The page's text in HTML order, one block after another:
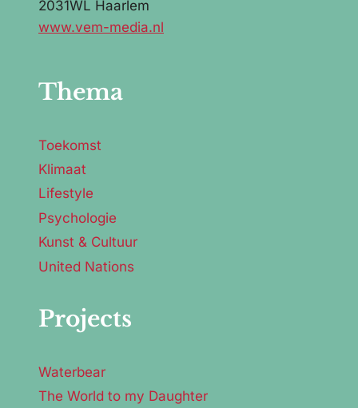
2031WL Haarlem
www.vem-media.nl
Thema
Toekomst
Klimaat
Lifestyle
Psychologie
Kunst & Cultuur
United Nations
Projects
Waterbear
The World to my Daughter